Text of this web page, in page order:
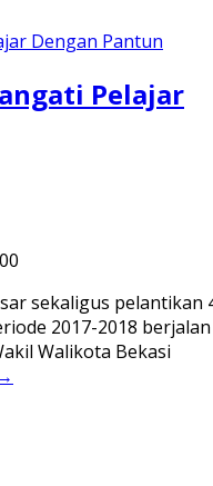
Pelajar
sekaligus pelantikan
2017-2018 berjalan
Walikota Bekasi